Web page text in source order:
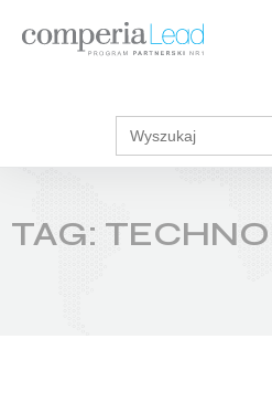
Strefa
Akcje
Search
for:
TAG: